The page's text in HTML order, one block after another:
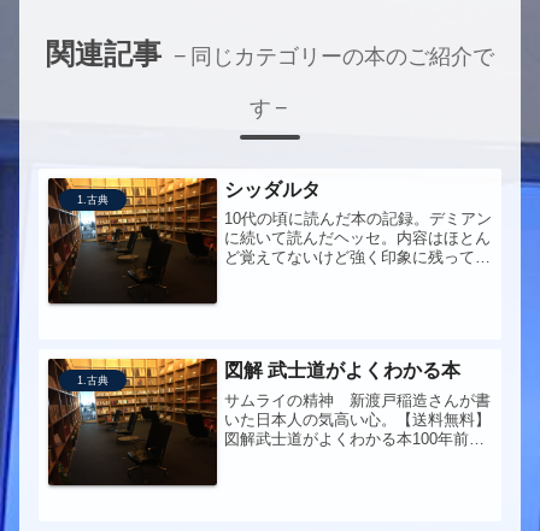
関連記事
同じカテゴリーの本のご紹介で
す
1.古典 シッダルタ
10代の頃に読んだ本の記録。デミアン
に続いて読んだヘッセ。内容はほとん
ど覚えてないけど強く印象に残ってい
1.古典 図解 武士道がよくわかる本
サムライの精神 新渡戸稲造さんが書
いた日本人の気高い心。【送料無料】
図解武士道がよくわかる本100年前に